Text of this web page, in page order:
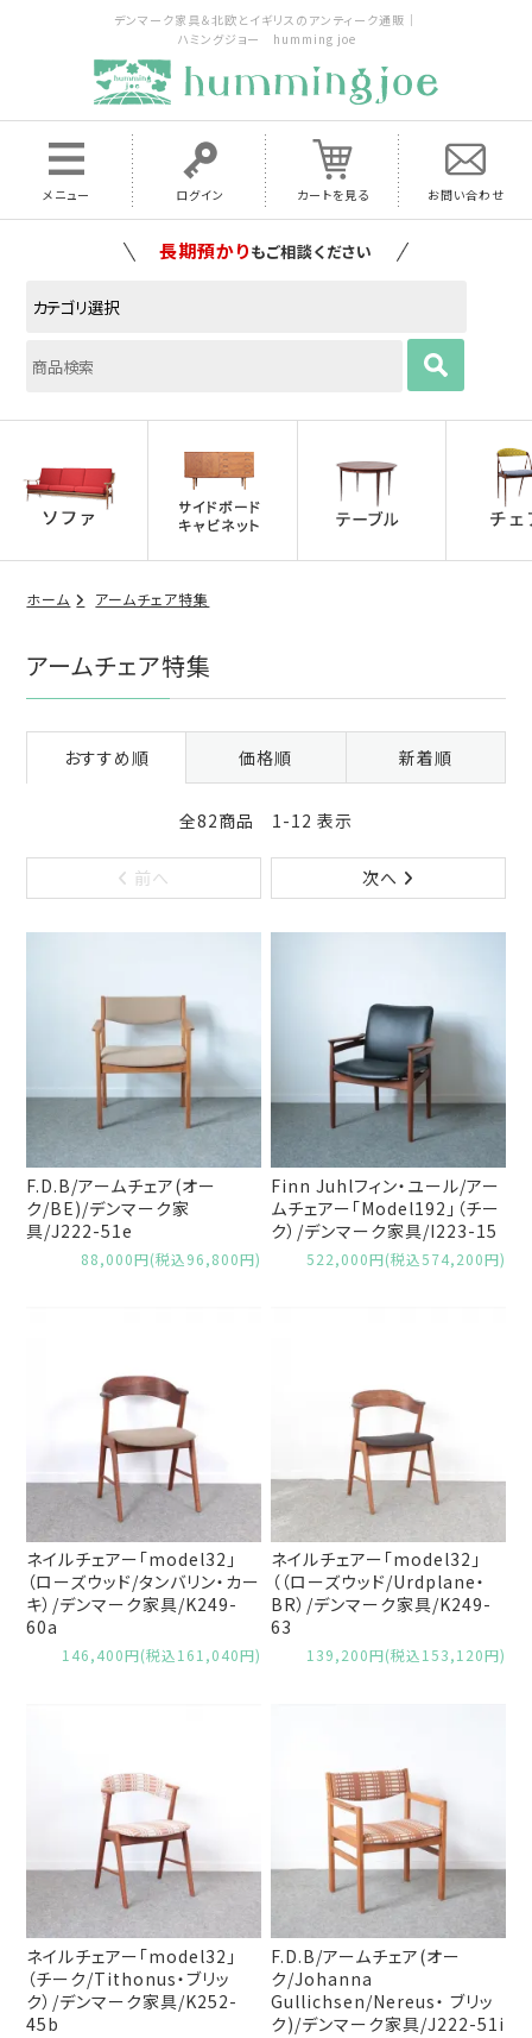
デンマーク家具＆北欧とイギリスのアンティーク通販｜
ハミングジョー humming joe
メニュー ログイン カートを見る お問い合わせ
家具の配送料は全国当店で負担いたします
ホーム アームチェア特集
アームチェア特集
おすすめ順 価格順 新着順
全82商品 1-12 表示
前へ 次へ
F.D.B/アームチェア(オー
ク/BE)/デンマーク家
具/J222-51e
88,000円(税込96,800円)
Finn Juhlフィン・ユール/アー
ムチェアー「Model192」（チー
ク）/デンマーク家具/I223-15
522,000円(税込574,200円)
ネイルチェアー「model32」
（ローズウッド/タンバリン・カー
キ）/デンマーク家具/K249-
60a
146,400円(税込161,040円)
ネイルチェアー「model32」
（（ローズウッド/Urdplane・
BR）/デンマーク家具/K249-
63
139,200円(税込153,120円)
ネイルチェアー「model32」
（チーク/Tithonus・ブリッ
ク）/デンマーク家具/K252-
45b
F.D.B/アームチェア(オー
ク/Johanna
Gullichsen/Nereus・ ブリッ
ク)/デンマーク家具/J222-51i